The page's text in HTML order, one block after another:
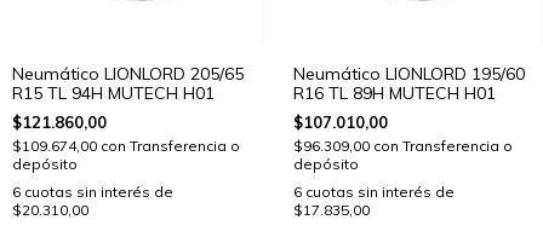
Neumático LIONLORD 205/65
R15 TL 94H MUTECH H01
$121.860,00
$109.674,00 con Transferencia o
depósito
6 cuotas sin interés de
$20.310,00
Neumático LIONLORD 195/60
R16 TL 89H MUTECH H01
$107.010,00
$96.309,00 con Transferencia o
depósito
6 cuotas sin interés de
$17.835,00